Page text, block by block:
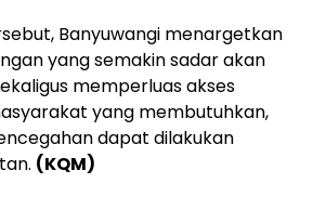
Banyuwangi menargetkan
yang semakin sadar akan
memperluas akses
yang membutuhkan,
dapat dilakukan
(KQM)